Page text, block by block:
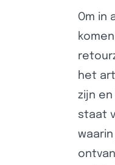
Om in
het
zijn
staat